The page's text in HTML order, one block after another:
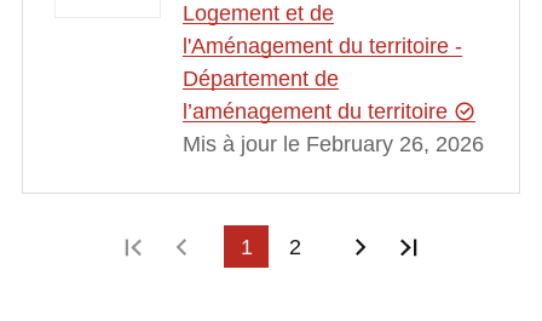
Logement et de
l'Aménagement du territoire -
Département de
l’aménagement du territoire
Mis à jour le February 26, 2026
Première page
Page précédente
1 2 Page suivante